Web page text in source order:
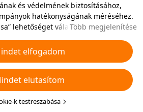
és védelmének biztosításához,
hatékonyságának méréséhez.
lehetőséget választja, akkor
az eszközén hirdetési célokra.
nem alapvető cookie-t, vagy az alábbi
gombra kattintva vagy az adatvédelmi
kiválaszthatja, hogy mely típusú
vagy letiltani. További
kra és hasonló technológiákra
Több megjelenítése
elfogadom
elutasítom
k testreszabása